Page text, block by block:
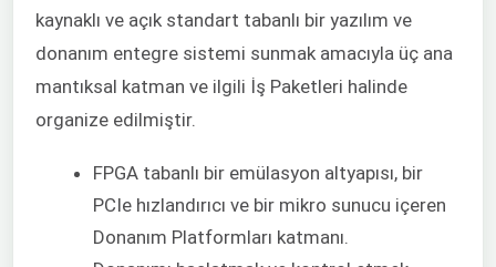
kaynaklı ve açık standart tabanlı bir yazılım ve
donanım entegre sistemi sunmak amacıyla üç ana
mantıksal katman ve ilgili İş Paketleri halinde
organize edilmiştir.
FPGA tabanlı bir emülasyon altyapısı, bir
PCIe hızlandırıcı ve bir mikro sunucu içeren
Donanım Platformları katmanı.